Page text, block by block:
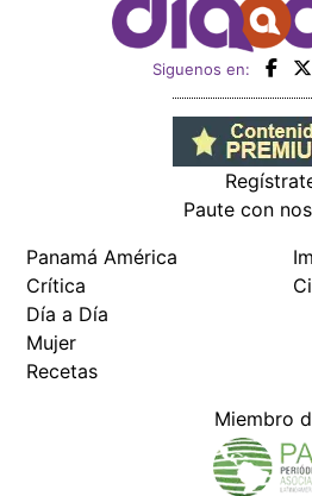
Siguenos en:
Paute con
Panamá América
Crítica
Día a Día
Mujer
Recetas
Miembro